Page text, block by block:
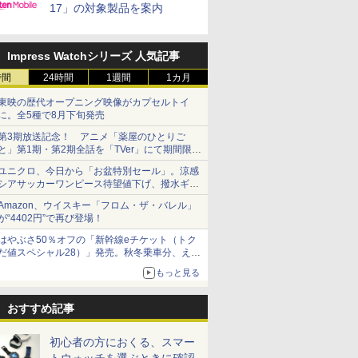
17」の対象製品を案内
Impress Watchシリーズ 人気記事
24時間 1週間 1カ月
映の歴代オープニング映像がカプセルトイ
。全5種で8月下旬発売
3期放送記念！ アニメ「薬屋のひとりご
」第1期・第2期全話を「TVer」にて期間限定
順次無料配信開始
ニクロ、今日から「お盆特別セール」。涼感
アサッカーワンピース待望値下げ、撥水ギア
ョーツは1990円に
、ウイスキー「フロム・ザ・バレル」
“4402円”で再び登場！
やぶさ50％オフの「新幹線eチケット（トク
値スペシャル28）」発売。秋冬乗車分、えき
もっと見る
おすすめ記事
初心者の方におくる、スマー